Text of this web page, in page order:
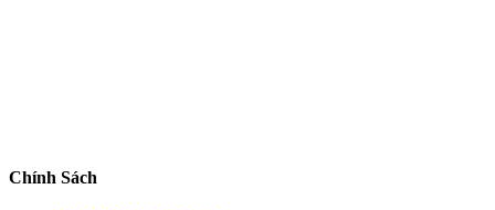
Chính Sách